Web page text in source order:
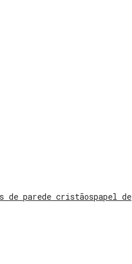
de parede cristãospapel de